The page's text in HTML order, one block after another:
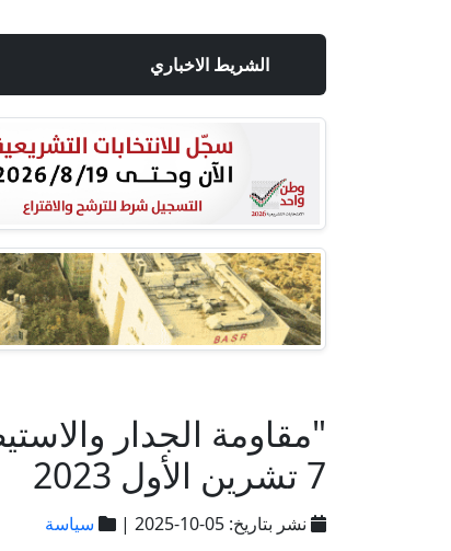
الشريط الاخباري
7 تشرين الأول 2023
نشر بتاريخ: 05-10-2025 | سياسة